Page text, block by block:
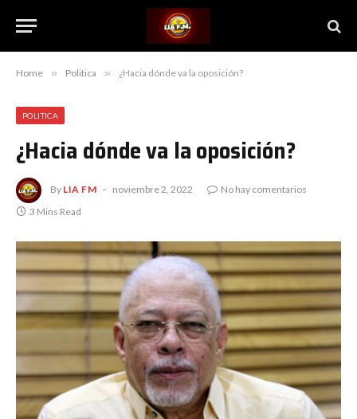
Home » Politica » ¿Hacia dónde va la oposición?
POLITICA
¿Hacia dónde va la oposición?
By LIA FM noviembre 2, 2022
No hay comentarios
3 Mins Read